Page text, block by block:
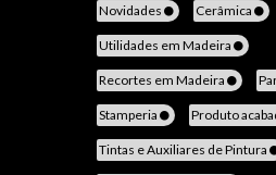
Novidades Cerâmica
Utilidades em Madeira
Recortes em Madeira
Stamperia Produto
Tintas e Auxiliares de Pintura